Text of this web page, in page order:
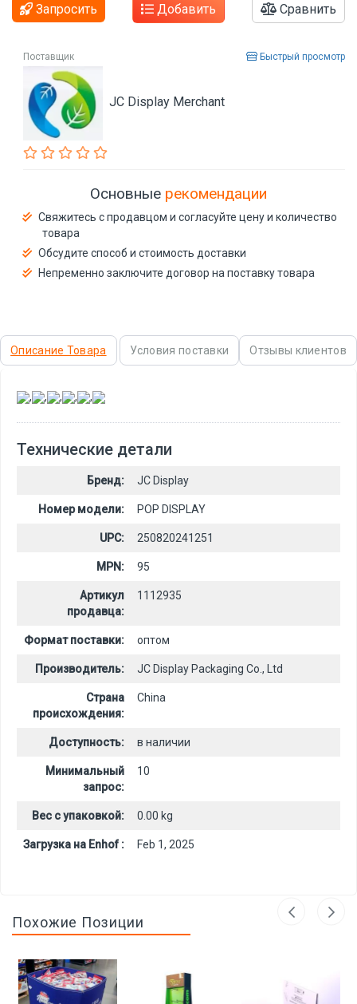
Запросить Добавить Сравнить
Поставщик Быстрый просмотр
JC Display Merchant
Основные рекомендации
Свяжитесь с продавцом и согласуйте цену и количество
товара
Обсудите способ и стоимость доставки
Непременно заключите договор на поставку товара
Описание Товара Условия поставки Отзывы клиентов
, , , , ,
Технические детали
Бренд: JC Display
Номер модели: POP DISPLAY
UPC: 250820241251
MPN: 95
Артикул
продавца:
1112935
Формат поставки: оптом
Производитель: JC Display Packaging Co., Ltd
Страна
происхождения:
China
Доступность: в наличии
Минимальный
запрос:
10
Вес с упаковкой: 0.00 kg
Загрузка на Enhof : Feb 1, 2025
Похожие Позиции